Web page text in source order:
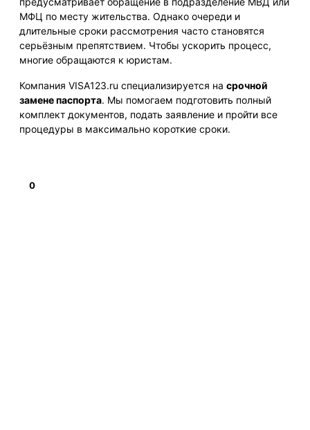
МФЦ по месту жительства. Однако очереди и
длительные сроки рассмотрения часто становятся
серьёзным препятствием. Чтобы ускорить процесс,
многие обращаются к юристам.
Компания VISA123.ru специализируется на срочной
замене паспорта. Мы помогаем подготовить полный
комплект документов, подать заявление и пройти все
процедуры в максимально короткие сроки.
0